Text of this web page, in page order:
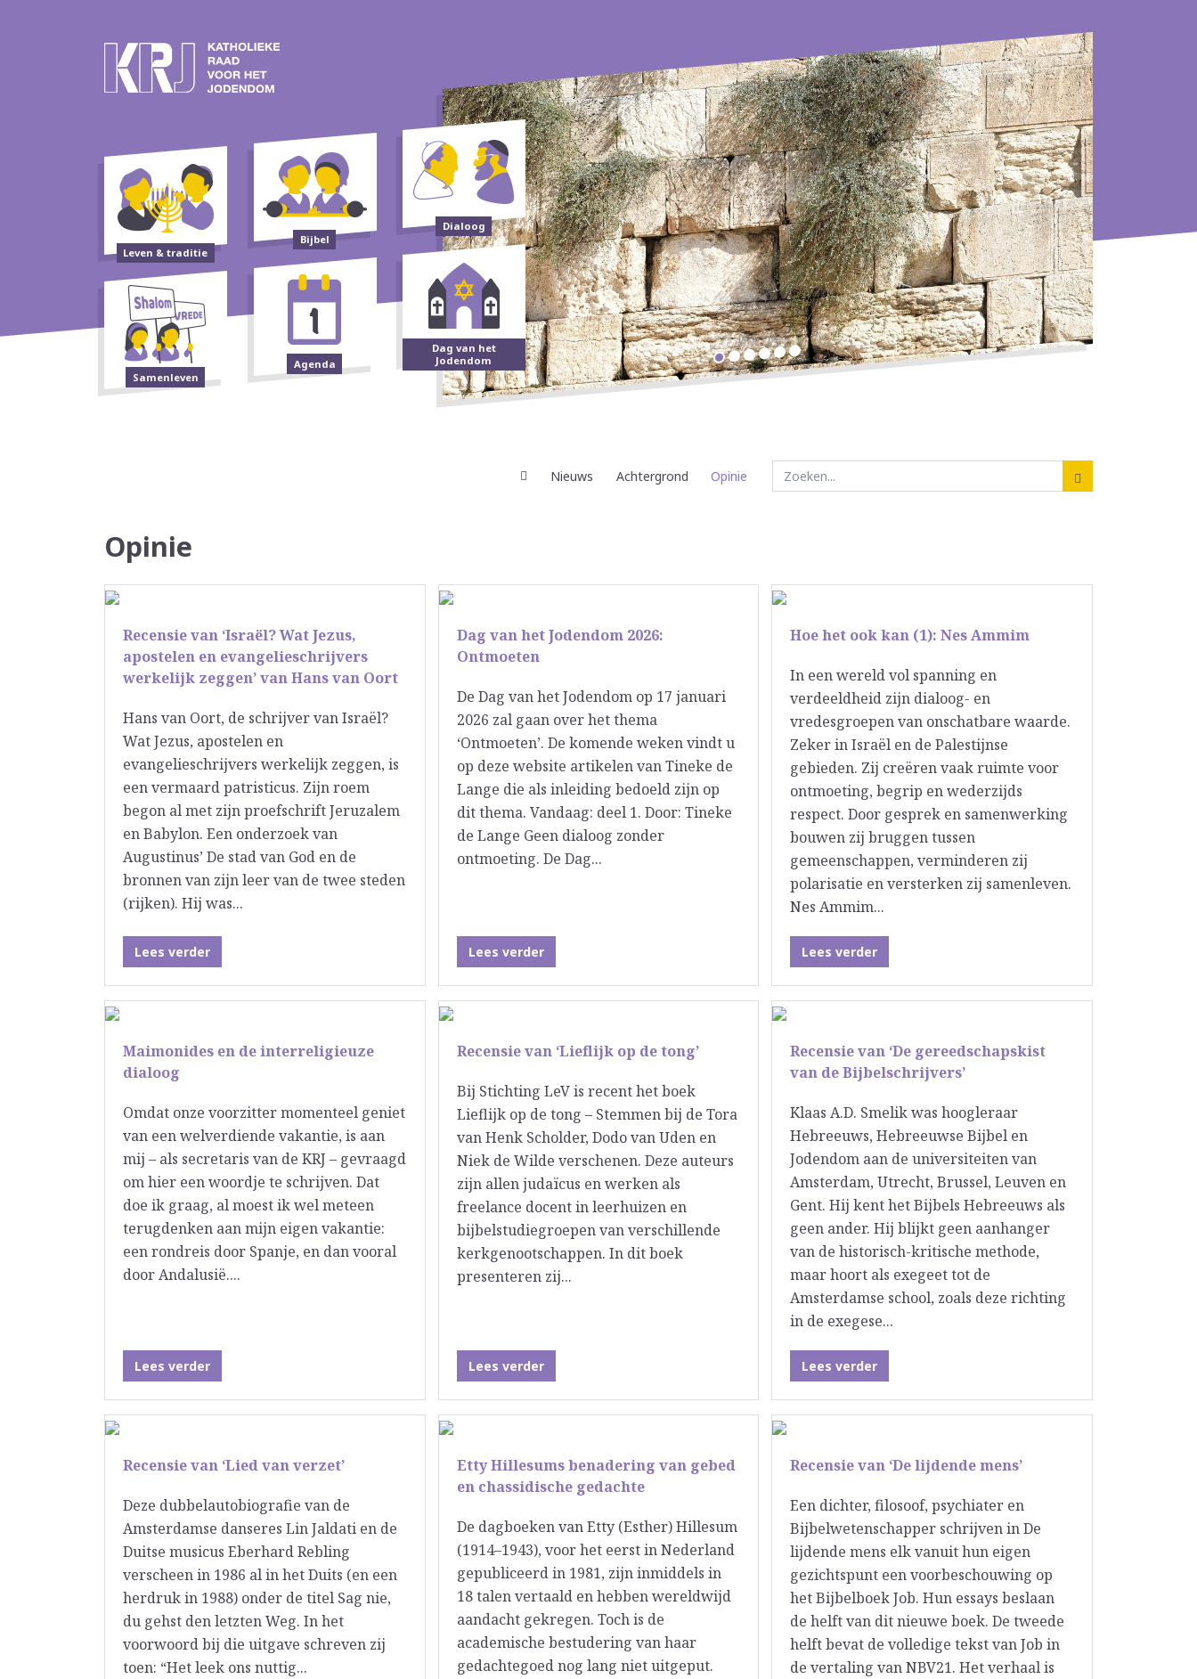
Leven & traditie
Bijbel
Dialoog
Samenleven
Agenda
Dag van het
Jodendom
Nieuws Achtergrond Opinie
Opinie
Recensie van ‘Israël? Wat Jezus,
apostelen en evangelieschrijvers
werkelijk zeggen’ van Hans van Oort
Hans van Oort, de schrijver van Israël?
Wat Jezus, apostelen en
evangelieschrijvers werkelijk zeggen, is
een vermaard patristicus. Zijn roem
begon al met zijn proefschrift Jeruzalem
en Babylon. Een onderzoek van
Augustinus’ De stad van God en de
bronnen van zijn leer van de twee steden
(rijken). Hij was...
Lees verder
Dag van het Jodendom 2026:
Ontmoeten
De Dag van het Jodendom op 17 januari
2026 zal gaan over het thema
‘Ontmoeten’. De komende weken vindt u
op deze website artikelen van Tineke de
Lange die als inleiding bedoeld zijn op
dit thema. Vandaag: deel 1. Door: Tineke
de Lange Geen dialoog zonder
ontmoeting. De Dag...
Lees verder
Hoe het ook kan (1): Nes Ammim
In een wereld vol spanning en
verdeeldheid zijn dialoog- en
vredesgroepen van onschatbare waarde.
Zeker in Israël en de Palestijnse
gebieden. Zij creëren vaak ruimte voor
ontmoeting, begrip en wederzijds
respect. Door gesprek en samenwerking
bouwen zij bruggen tussen
gemeenschappen, verminderen zij
polarisatie en versterken zij samenleven.
Nes Ammim...
Lees verder
Maimonides en de interreligieuze
dialoog
Omdat onze voorzitter momenteel geniet
van een welverdiende vakantie, is aan
mij – als secretaris van de KRJ – gevraagd
om hier een woordje te schrijven. Dat
doe ik graag, al moest ik wel meteen
terugdenken aan mijn eigen vakantie:
een rondreis door Spanje, en dan vooral
door Andalusië....
Lees verder
Recensie van ‘Lieflijk op de tong’
Bij Stichting LeV is recent het boek
Lieflijk op de tong – Stemmen bij de Tora
van Henk Scholder, Dodo van Uden en
Niek de Wilde verschenen. Deze auteurs
zijn allen judaïcus en werken als
freelance docent in leerhuizen en
bijbelstudiegroepen van verschillende
kerkgenootschappen. In dit boek
presenteren zij...
Lees verder
Recensie van ‘De gereedschapskist
van de Bijbelschrijvers’
Klaas A.D. Smelik was hoogleraar
Hebreeuws, Hebreeuwse Bijbel en
Jodendom aan de universiteiten van
Amsterdam, Utrecht, Brussel, Leuven en
Gent. Hij kent het Bijbels Hebreeuws als
geen ander. Hij blijkt geen aanhanger
van de historisch-kritische methode,
maar hoort als exegeet tot de
Amsterdamse school, zoals deze richting
in de exegese...
Lees verder
Recensie van ‘Lied van verzet’
Deze dubbelautobiografie van de
Amsterdamse danseres Lin Jaldati en de
Duitse musicus Eberhard Rebling
verscheen in 1986 al in het Duits (en een
herdruk in 1988) onder de titel Sag nie,
du gehst den letzten Weg. In het
voorwoord bij die uitgave schreven zij
toen: “Het leek ons nuttig...
Etty Hillesums benadering van gebed
en chassidische gedachte
De dagboeken van Etty (Esther) Hillesum
(1914–1943), voor het eerst in Nederland
gepubliceerd in 1981, zijn inmiddels in
18 talen vertaald en hebben wereldwijd
aandacht gekregen. Toch is de
academische bestudering van haar
gedachtegoed nog lang niet uitgeput.
Recensie van ‘De lijdende mens’
Een dichter, filosoof, psychiater en
Bijbelwetenschapper schrijven in De
lijdende mens elk vanuit hun eigen
gezichtspunt een voorbeschouwing op
het Bijbelboek Job. Hun essays beslaan
de helft van dit nieuwe boek. De tweede
helft bevat de volledige tekst van Job in
de vertaling van NBV21. Het verhaal is